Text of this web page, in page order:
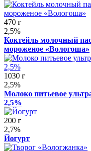
470 г
2,5%
Коктейль молочный
мороженое «Вологоша»
1030 г
2,5%
Молоко питьевое
2,5%
200 г
2,7%
Йогурт